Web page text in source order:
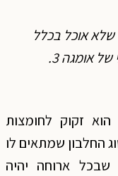
שלא אוכל בכלל
אומגה 3.
זקוק לחומצות
החלבון שמתאים לו
ארוחה יהיה